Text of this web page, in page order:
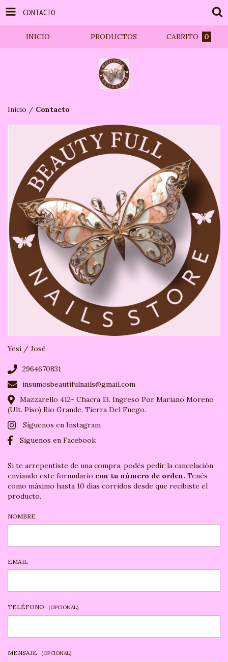
CONTACTO
INICIO PRODUCTOS CARRITO 0
Inicio / Contacto
Yesi / José
2964670831
insumosbeautifulnails@gmail.com
Mazzarello 412- Chacra 13. Ingreso Por Mariano Moreno
(Ult. Piso) Rio Grande, Tierra Del Fuego.
Siguenos en Instagram
Siguenos en Facebook
Si te arrepentiste de una compra, podés pedir la cancelación
enviando este formulario con tu número de orden. Tenés
como máximo hasta 10 días corridos desde que recibiste el
producto.
NOMBRE
EMAIL
TELÉFONO (OPCIONAL)
MENSAJE (OPCIONAL)